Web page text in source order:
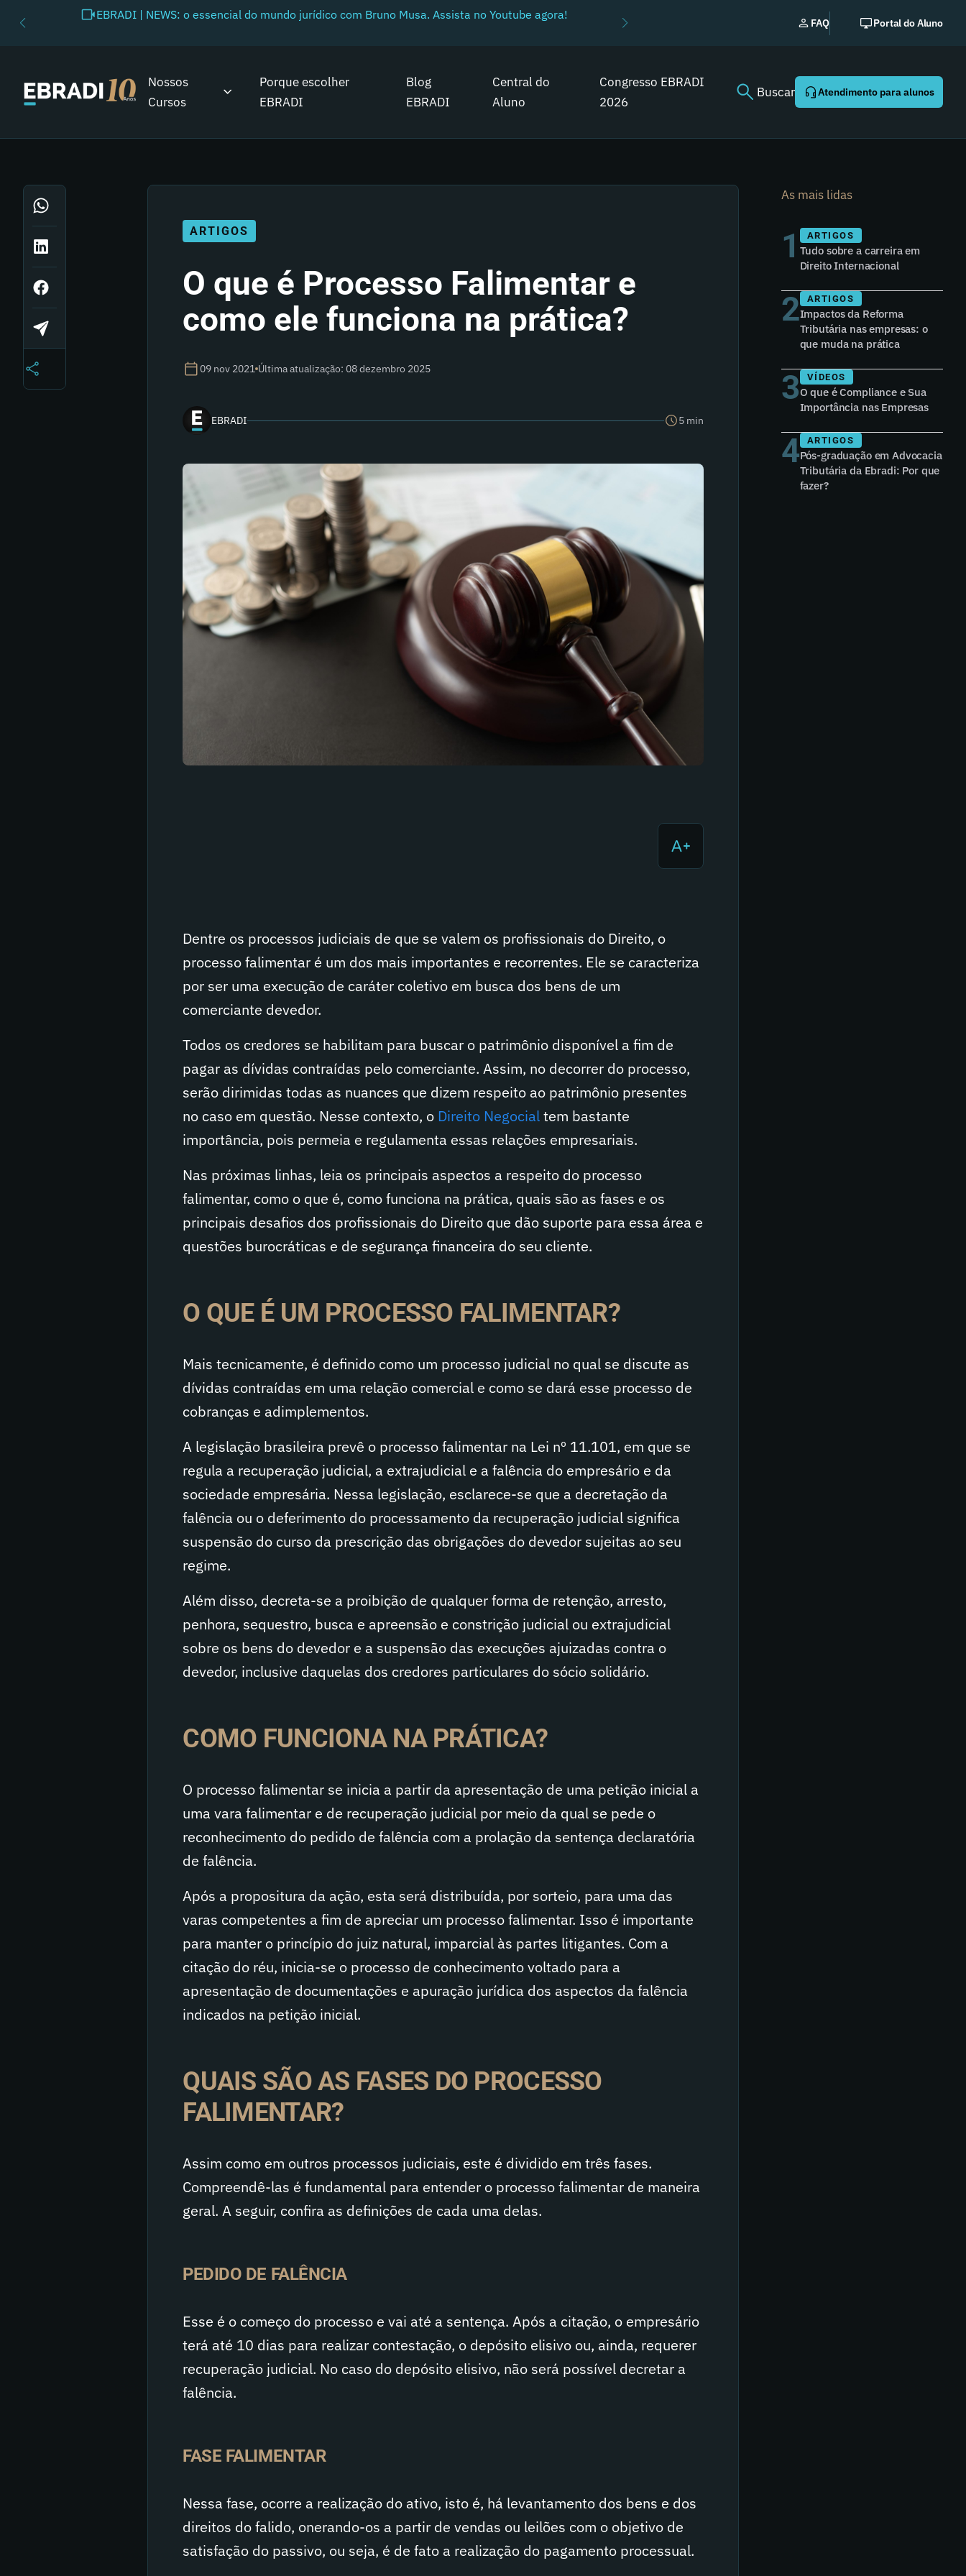
EBRADI | NEWS: o essencial do mundo jurídico com Bruno Musa. Assista no Youtube agora!
FAQ Portal do Aluno
Nossos
Cursos
Porque escolher
EBRADI
Blog
EBRADI
Central do
Aluno
Congresso EBRADI
2026
Buscar Atendimento para alunos
ARTIGOS
O que é Processo Falimentar e
como ele funciona na prática?
09 nov 2021 Última atualização: 08 dezembro 2025
EBRADI 5 min
Dentre os processos judiciais de que se valem os profissionais do Direito, o
processo falimentar é um dos mais importantes e recorrentes. Ele se caracteriza
por ser uma execução de caráter coletivo em busca dos bens de um
comerciante devedor.
Todos os credores se habilitam para buscar o patrimônio disponível a fim de
pagar as dívidas contraídas pelo comerciante. Assim, no decorrer do processo,
serão dirimidas todas as nuances que dizem respeito ao patrimônio presentes
no caso em questão. Nesse contexto, o Direito Negocialtem bastante
importância, pois permeia e regulamenta essas relações empresariais.
Nas próximas linhas, leia os principais aspectos a respeito do processo
falimentar, como o que é, como funciona na prática, quais são as fases e os
principais desafios dos profissionais do Direito que dão suporte para essa área e
questões burocráticas e de segurança financeira do seu cliente.
O QUE É UM PROCESSO FALIMENTAR?
Mais tecnicamente, é definido como um processo judicial no qual se discute as
dívidas contraídas em uma relação comercial e como se dará esse processo de
cobranças e adimplementos.
A legislação brasileira prevê o processo falimentar na Lei nº 11.101, em que se
regula a recuperação judicial, a extrajudicial e a falência do empresário e da
sociedade empresária. Nessa legislação, esclarece-se que a decretação da
falência ou o deferimento do processamento da recuperação judicial significa
suspensão do curso da prescrição das obrigações do devedor sujeitas ao seu
regime.
Além disso, decreta-se a proibição de qualquer forma de retenção, arresto,
penhora, sequestro, busca e apreensão e constrição judicial ou extrajudicial
sobre os bens do devedor e a suspensão das execuções ajuizadas contra o
devedor, inclusive daquelas dos credores particulares do sócio solidário.
COMO FUNCIONA NA PRÁTICA?
O processo falimentar se inicia a partir da apresentação de uma petição inicial a
uma vara falimentar e de recuperação judicial por meio da qual se pede o
reconhecimento do pedido de falência com a prolação da sentença declaratória
de falência.
Após a propositura da ação, esta será distribuída, por sorteio, para uma das
varas competentes a fim de apreciar um processo falimentar. Isso é importante
para manter o princípio do juiz natural, imparcial às partes litigantes. Com a
citação do réu, inicia-se o processo de conhecimento voltado para a
apresentação de documentações e apuração jurídica dos aspectos da falência
indicados na petição inicial.
QUAIS SÃO AS FASES DO PROCESSO
FALIMENTAR?
Assim como em outros processos judiciais, este é dividido em três fases.
Compreendê-las é fundamental para entender o processo falimentar de maneira
geral. A seguir, confira as definições de cada uma delas.
PEDIDO DE FALÊNCIA
Esse é o começo do processo e vai até a sentença. Após a citação, o empresário
terá até 10 dias para realizar contestação, o depósito elisivo ou, ainda, requerer
recuperação judicial. No caso do depósito elisivo, não será possível decretar a
falência.
FASE FALIMENTAR
Nessa fase, ocorre a realização do ativo, isto é, há levantamento dos bens e dos
direitos do falido, onerando-os a partir de vendas ou leilões com o objetivo de
satisfação do passivo, ou seja, é de fato a realização do pagamento processual.
As mais lidas
1 ARTIGOS
Tudo sobre a carreira em
Direito Internacional
2 ARTIGOS
Impactos da Reforma
Tributária nas empresas: o
que muda na prática
3 VÍDEOS
O que é Compliance e Sua
Importância nas Empresas
4 ARTIGOS
Pós-graduação em Advocacia
Tributária da Ebradi: Por que
fazer?